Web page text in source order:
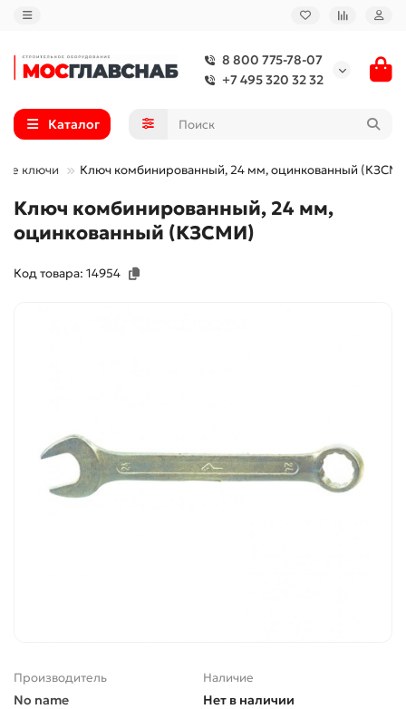
8 800 775-78-07
+7 495 320 32 32
Каталог
ключи Ключ комбинированный, 24 мм, оцинкованный
Ключ комбинированный, 24 мм,
оцинкованный (КЗСМИ)
Код товара: 14954
Производитель
No name
Наличие
Нет в наличии